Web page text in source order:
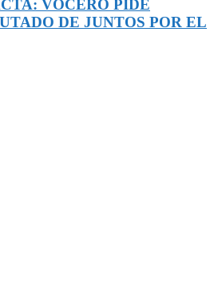
VOCERO PIDE
DE JUNTOS POR EL